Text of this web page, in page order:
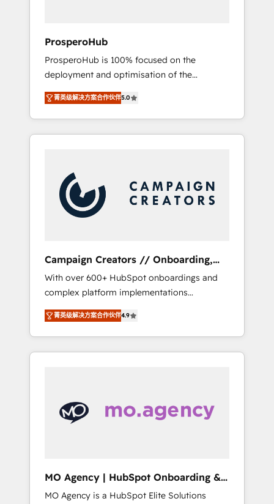
ProsperoHub
ProsperoHub is 100% focused on the
deployment and optimisation of the
HubSpot CRM platform. Our highly
experienced team of solutions experts will
ensure that you achieve maximum adoption
and ROI from your HubSpot investment. Use
your team on their HubSpot journey, design
and implement your processes and skilfully
bring your revenue infrastructure to life. Our
collaborative approach keeps you in control
supported over 500 organisations with
HubSpot implementation, optimisation,
training, and adoption assurance. Our tried
and tested Roadmap methodology will
ensure that you receive the best deployment
experience possible. Whether you are new to
HubSpot or seeking to turn around a poor
菁英级解决方案合作伙伴5.0
Campaign Creators // Onboarding,
CRM Migration
With over 600+ HubSpot onboardings and
complex platform implementations
delivered, CC is the go-to Elite Solutions
Partner for businesses ready to migrate,
replatform, and scale smarter. We specialize
in high-impact CRM and CMS migrations and
turning fragmented systems into unified,
growth-ready HubSpot architectures that
custom integrations across your full tech
stack. - Custom object setup, CMS builds, and
菁英级解决方案合作伙伴4.9
MO Agency | HubSpot Onboarding &
Implementation
MO Agency is a HubSpot Elite Solutions